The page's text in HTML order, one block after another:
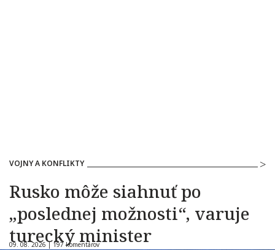
VOJNY A KONFLIKTY
Rusko môže siahnuť po
„poslednej možnosti“, varuje
turecký minister
09. 08. 2026 | 197 komentárov